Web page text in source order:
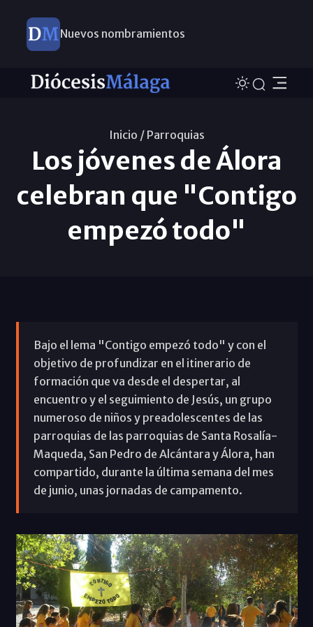
Nuevos nombramientos
Inicio / Parroquias
Los jóvenes de Álora
celebran que "Contigo
empezó todo"
Bajo el lema "Contigo empezó todo" y con el
objetivo de profundizar en el itinerario de
formación que va desde el despertar, al
encuentro y el seguimiento de Jesús, un grupo
numeroso de niños y preadolescentes de las
parroquias de las parroquias de Santa Rosalía-
Maqueda, San Pedro de Alcántara y Álora, han
compartido, durante la última semana del mes
de junio, unas jornadas de campamento.